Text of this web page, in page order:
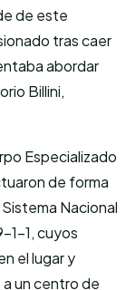
de este
tras caer
abordar
Billini,
Especializado
de forma
Nacional
1-1, cuyos
el lugar y
un centro de